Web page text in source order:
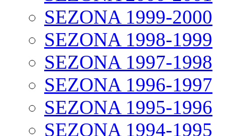
SEZONA 1999-2000
SEZONA 1998-1999
SEZONA 1997-1998
SEZONA 1996-1997
SEZONA 1995-1996
SEZONA 1994-1995